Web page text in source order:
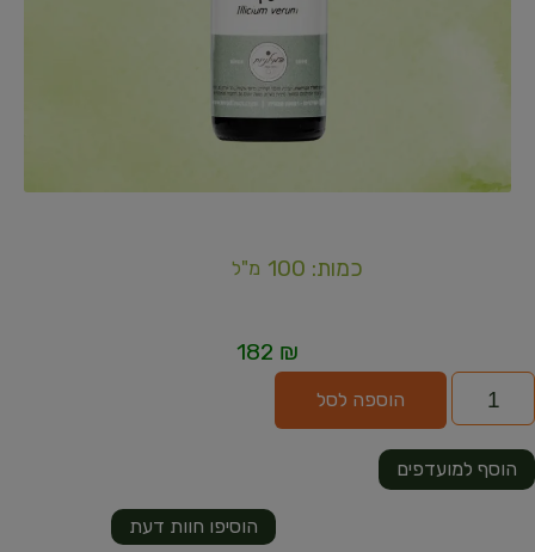
כמות: 100 מ"ל
182 ₪
הוספה לסל
הוסיפו חוות דעת
הוסף למועדפים